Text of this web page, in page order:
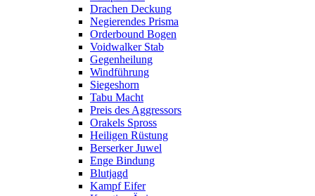
Drachen Deckung
Negierendes Prisma
Orderbound Bogen
Voidwalker Stab
Gegenheilung
Windführung
Siegeshorn
Tabu Macht
Preis des Aggressors
Orakels Spross
Heiligen Rüstung
Berserker Juwel
Enge Bindung
Blutjagd
Kampf Eifer